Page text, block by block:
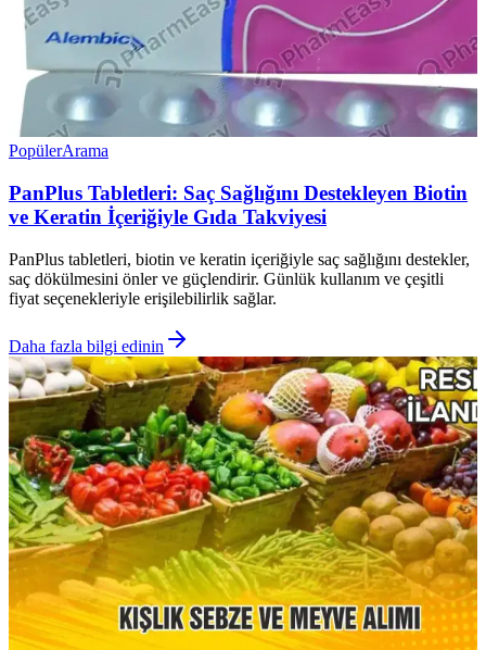
PopülerArama
PanPlus Tabletleri: Saç Sağlığını Destekleyen Biotin
ve Keratin İçeriğiyle Gıda Takviyesi
PanPlus tabletleri, biotin ve keratin içeriğiyle saç sağlığını destekler,
saç dökülmesini önler ve güçlendirir. Günlük kullanım ve çeşitli
fiyat seçenekleriyle erişilebilirlik sağlar.
Daha fazla bilgi edinin